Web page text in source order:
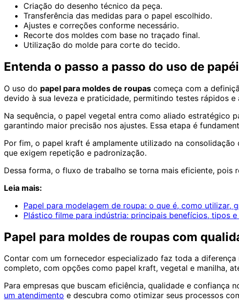
Criação do desenho técnico da peça.
Transferência das medidas para o papel escolhido.
Ajustes e correções conforme necessário.
Recorte dos moldes com base no traçado final.
Utilização do molde para corte do tecido.
Entenda o passo a passo do uso de
O uso do papel para moldes de roupas começa com a
devido à sua leveza e praticidade, permitindo testes rápidos e
Na sequência, o papel vegetal entra como aliado estratégico
garantindo maior precisão nos ajustes. Essa etapa é
Por fim, o papel kraft é amplamente utilizado na
que exigem repetição e padronização.
Dessa forma, o fluxo de trabalho se torna mais eficiente, pois
Leia mais:
Papel para modelagem de roupa: o que é, como utilizar,
Plástico filme para indústria: principais benefícios, tipos e
Papel para moldes de roupas com
Contar com um fornecedor especializado faz toda a
completo, com opções como papel kraft, vegetal e manilha,
Para empresas que buscam eficiência, qualidade e confiança
um atendimento e descubra como otimizar seus processos